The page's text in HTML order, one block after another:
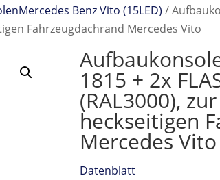
Benz Vito (15LED) /
Fahrzeugdachrand Mercedes Vito
1815 + 2x
(RAL3000),
heckseitigen
Mercedes Vito
Datenblatt